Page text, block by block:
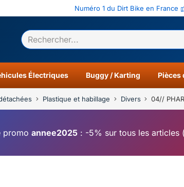
Numéro 1 du Dirt Bike en France
Électriques Buggy / Karting Pièces
Plastique et habillage Divers 04//
promoannee2025 : -5% sur tous les articles
0